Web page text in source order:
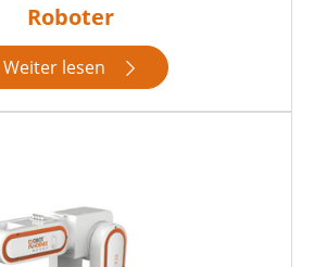
Roboter
Weiter lesen 